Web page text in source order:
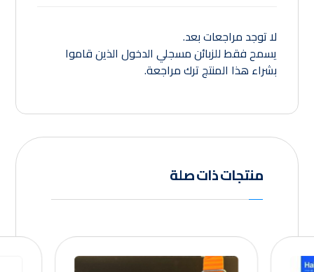
لا توجد مراجعات بعد.
يسمح فقط للزبائن مسجلي الدخول الذين قاموا
بشراء هذا المنتج ترك مراجعة.
منتجات ذات صلة